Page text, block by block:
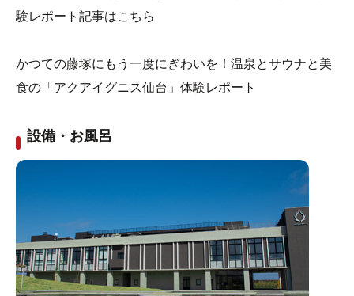
験レポート記事はこちら
かつての藤塚にもう一度にぎわいを！温泉とサウナと美
食の「アクアイグニス仙台」体験レポート
設備・お風呂